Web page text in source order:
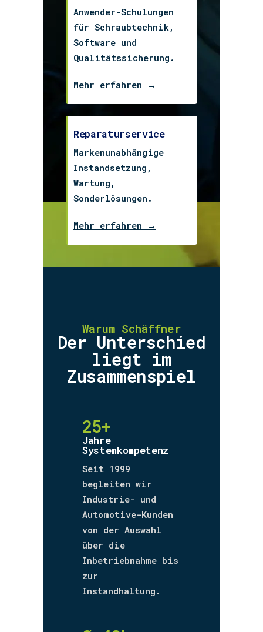
Anwender-Schulungen
für Schraubtechnik,
Software und
Qualitätssicherung.
Mehr erfahren →
Reparaturservice
Markenunabhängige
Instandsetzung,
Wartung,
Sonderlösungen.
Mehr erfahren →
Warum Schäffner
Der Unterschied
liegt im
Zusammenspiel
25+
Jahre
Systemkompetenz
Seit 1999
begleiten wir
Industrie- und
Automotive-Kunden
von der Auswahl
über die
Inbetriebnahme bis
zur
Instandhaltung.